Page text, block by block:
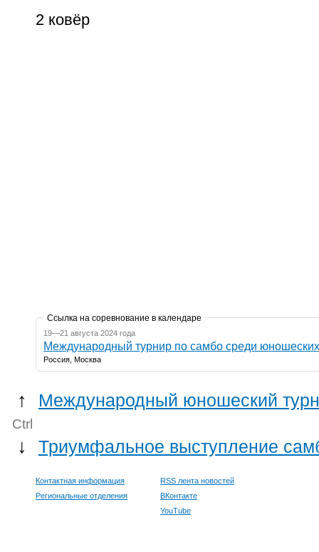
2 ковёр
Ссылка на соревнование в календаре
19—21 августа 2024 года
Россия, Москва
↑ Международный юношеский
Ctrl
↓ Триумфальное выступление
Контактная информация
Региональные отделения
RSS лента новостей
ВКонтакте
YouTube